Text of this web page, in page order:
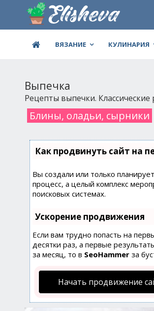
ВЯЗАНИЕ КУЛИНАРИЯ
Выпечка
Рецепты выпечки.
Блины, оладьи, сырники
Как продвинуть сайт на
Вы создали или только
процесс, а целый комплекс
поисковых системах.
Ускорение продвижения
Если вам трудно попасть на
десятки раз, а первые
за месяц, то в SeoHammer за
Начать продвижение